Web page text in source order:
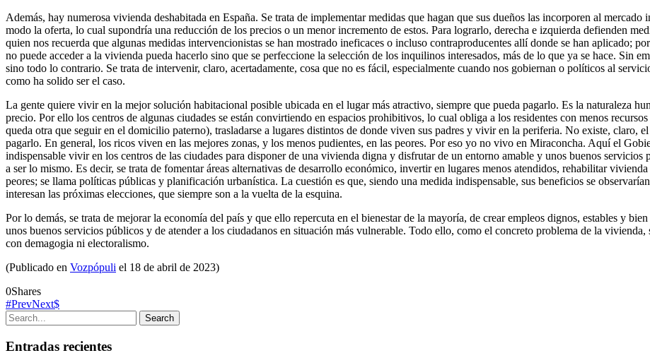
Además, hay numerosa vivienda deshabitada en España. Se trata de implementar medidas que hagan que sus dueños las incorporen al
modo la oferta, lo cual supondría una reducción de los precios o un menor incremento de estos. Para lograrlo, derecha e izquierda defienden
quien nos recuerda que algunas medidas intervencionistas se han mostrado ineficaces o incluso contraproducentes allí donde se han aplicado;
no puede acceder a la vivienda pueda hacerlo sino que se perfeccione la selección de los inquilinos interesados, más de lo que ya se hace. Sin
sino todo lo contrario. Se trata de intervenir, claro, acertadamente, cosa que no es fácil, especialmente cuando nos gobiernan o políticos al
como ha solido ser el caso.
La gente quiere vivir en la mejor solución habitacional posible ubicada en el lugar más atractivo, siempre que pueda pagarlo. Es la naturaleza
precio. Por ello los centros de algunas ciudades se están convirtiendo en espacios prohibitivos, lo cual obliga a los residentes con menos
queda otra que seguir en el domicilio paterno), trasladarse a lugares distintos de donde viven sus padres y vivir en la periferia. No existe, claro,
pagarlo. En general, los ricos viven en las mejores zonas, y los menos pudientes, en las peores. Por eso yo no vivo en Miraconcha. Aquí el
indispensable vivir en los centros de las ciudades para disponer de una vivienda digna y disfrutar de un entorno amable y unos buenos
a ser lo mismo. Es decir, se trata de fomentar áreas alternativas de desarrollo económico, invertir en lugares menos atendidos, rehabilitar
peores; se llama políticas públicas y planificación urbanística. La cuestión es que, siendo una medida indispensable, sus beneficios se
interesan las próximas elecciones, que siempre son a la vuelta de la esquina.
Por lo demás, se trata de mejorar la economía del país y que ello repercuta en el bienestar de la mayoría, de crear empleos dignos, estables y
unos buenos servicios públicos y de atender a los ciudadanos en situación más vulnerable. Todo ello, como el concreto problema de la
con demagogia ni electoralismo.
(Publicado en Vozpópuli el 18 de abril de 2023)
0Shares
PrevNext
Entradas recientes